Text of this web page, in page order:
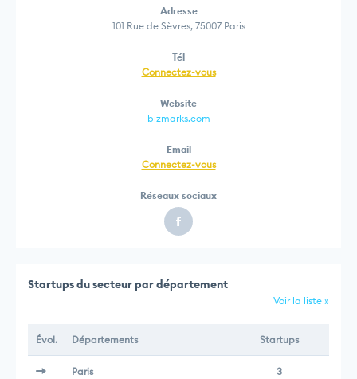
Adresse
101 Rue de Sèvres, 75007 Paris
Tél
Connectez-vous
Website
bizmarks.com
Email
Connectez-vous
Réseaux sociaux
Startups du secteur par département
Voir la liste »
Évol. Départements Startups
Paris 3